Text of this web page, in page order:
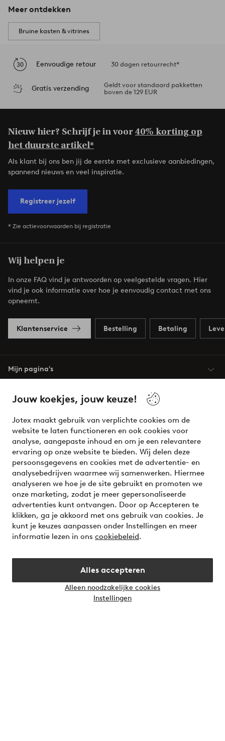
Jouw koekjes, jouw keuze!
Jotex maakt gebruik van verplichte cookies om de
website te laten functioneren en ook cookies voor
analyse, aangepaste inhoud en om je een relevantere
ervaring op onze website te bieden. Wij delen deze
persoonsgegevens en cookies met de advertentie- en
analysebedrijven waarmee wij samenwerken. Hiermee
analyseren we hoe je de site gebruikt en promoten we
onze marketing, zodat je meer gepersonaliseerde
advertenties kunt ontvangen. Door op Accepteren te
klikken, ga je akkoord met ons gebruik van cookies. Je
kunt je keuzes aanpassen onder Instellingen en meer
informatie lezen in ons cookiebeleid.
Alles accepteren
Alleen noodzakelijke cookies
Instellingen
Meer ontdekken
Bruine kasten & vitrines
Eenvoudige retour 30 dagen retourrecht*
Gratis verzending
Geldt voor standaard pakketten
boven de 129 EUR
Nieuw hier? Schrijf je in voor40% korting op
het duurste artikel*
Als klant bij ons ben jij de eerste met exclusieve aanbiedingen,
spannend nieuws en veel inspiratie.
Registreer jezelf
* Zie actievoorwaarden bij registratie
Wij helpen je
In onze FAQ vind je antwoorden op veelgestelde vragen. Hier
vind je ook informatie over hoe je eenvoudig contact met ons
opneemt.
Klantenservice Bestelling Betaling
Mijn pagina's
Over Jotex
Onze diensten
Voorwaarden
Meet our friend Ellos
Welcome to Ellos, the Nordic destination for fashion and
beauty! Get a clean, modern aesthetic and unique style for
your wardrobe. Your next inspiring look is here!
Visit Ellos
Veilig betalen - Nu betalen of opsplitsen